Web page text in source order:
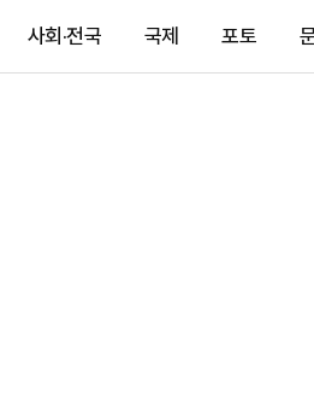
사회·전국 국제 포토